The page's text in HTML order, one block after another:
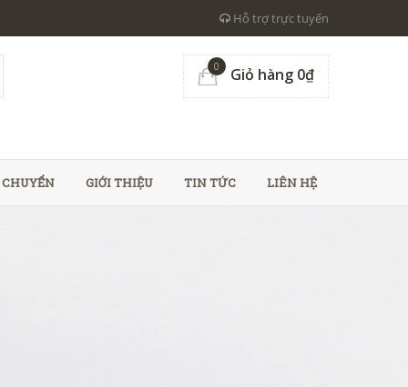
Hỗ trợ trực tuyến
0 Giỏ hàng 0₫
GIỚI THIỆU TIN TỨC LIÊN HỆ